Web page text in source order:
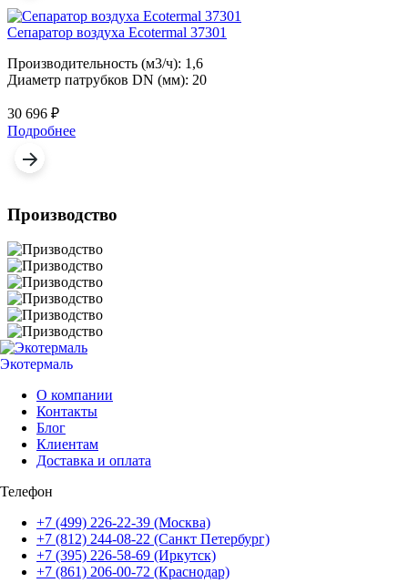
Сепаратор воздуха Ecotermal 37301
Производительность (м3/ч): 1,6
Диаметр патрубков DN (мм): 20
30 696 ₽
Подробнее
Производство
Экотермаль
О компании
Контакты
Блог
Клиентам
Доставка и оплата
Телефон
+7 (499) 226-22-39 (Москва)
+7 (812) 244-08-22 (Санкт Петербург)
+7 (395) 226-58-69 (Иркутск)
+7 (861) 206-00-72 (Краснодар)